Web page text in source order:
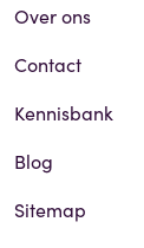
Over ons
Contact
Kennisbank
Blog
Sitemap